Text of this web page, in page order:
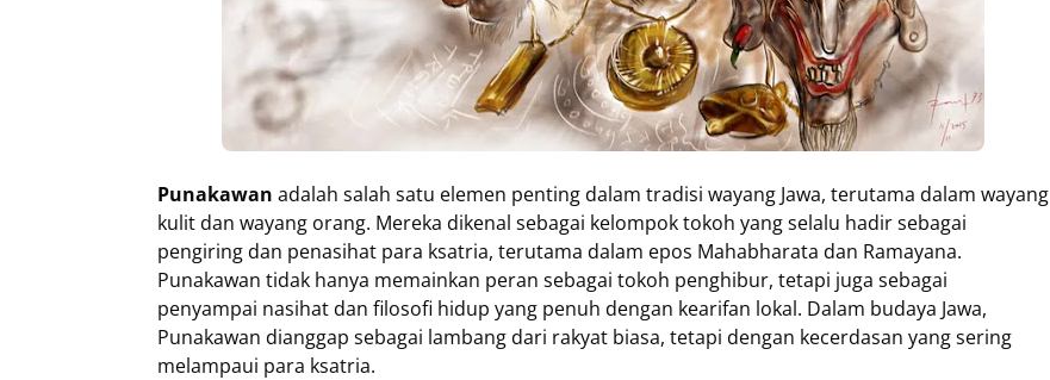
Punakawan adalah salah satu elemen penting dalam tradisi wayang Jawa, terutama dalam wayang
kulit dan wayang orang. Mereka dikenal sebagai kelompok tokoh yang selalu hadir sebagai
pengiring dan penasihat para ksatria, terutama dalam epos Mahabharata dan Ramayana.
Punakawan tidak hanya memainkan peran sebagai tokoh penghibur, tetapi juga sebagai
penyampai nasihat dan filosofi hidup yang penuh dengan kearifan lokal. Dalam budaya Jawa,
Punakawan dianggap sebagai lambang dari rakyat biasa, tetapi dengan kecerdasan yang sering
melampaui para ksatria.